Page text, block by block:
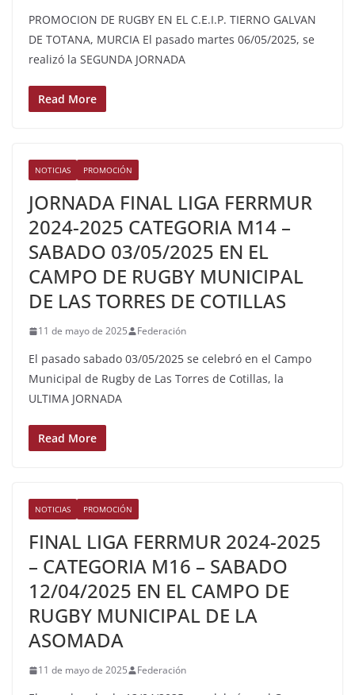
PROMOCION DE RUGBY EN EL C.E.I.P. TIERNO GALVAN
DE TOTANA, MURCIA El pasado martes 06/05/2025, se
realizó la SEGUNDA JORNADA
Read More
NOTICIAS PROMOCIÓN
JORNADA FINAL LIGA FERRMUR
2024-2025 CATEGORIA M14 –
SABADO 03/05/2025 EN EL
CAMPO DE RUGBY MUNICIPAL
DE LAS TORRES DE COTILLAS
11 de mayo de 2025 Federación
El pasado sabado 03/05/2025 se celebró en el Campo
Municipal de Rugby de Las Torres de Cotillas, la
ULTIMA JORNADA
Read More
NOTICIAS PROMOCIÓN
FINAL LIGA FERRMUR 2024-2025
– CATEGORIA M16 – SABADO
12/04/2025 EN EL CAMPO DE
RUGBY MUNICIPAL DE LA
ASOMADA
11 de mayo de 2025 Federación